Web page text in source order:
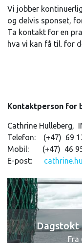
Vi jobber
og delvis sponset,
Ta kontakt for en
hva vi kan få til. for
Kontaktperson for
Cathrine Hulleberg,
Telefon: (+47) 69
Mobil: (+47) 46 95
E-post:
Dagstokt
Fra